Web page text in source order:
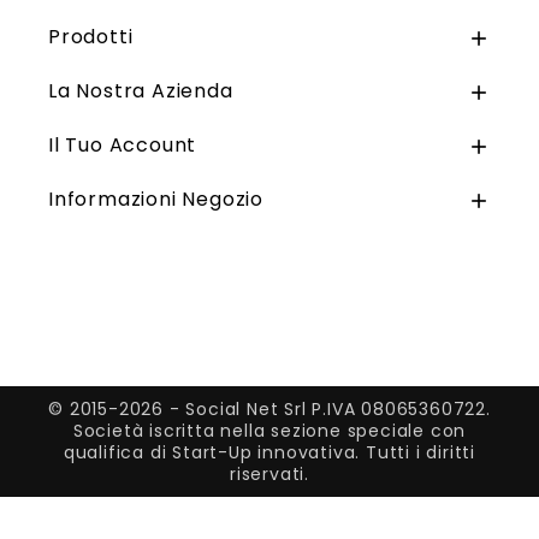
Prodotti 
La Nostra Azienda 
Il Tuo Account 
Informazioni Negozio 
© 2015-2026 - Social Net Srl P.IVA 08065360722.
Società iscritta nella sezione speciale con
qualifica di Start-Up innovativa. Tutti i diritti
riservati.